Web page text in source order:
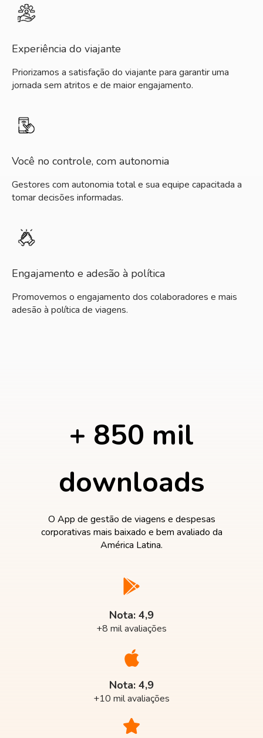
Experiência do viajante
Priorizamos a satisfação do viajante para garantir uma
jornada sem atritos e de maior engajamento.
Você no controle, com autonomia
Gestores com autonomia total e sua equipe capacitada a
tomar decisões informadas.
Engajamento e adesão à política
Promovemos o engajamento dos colaboradores e mais
adesão à política de viagens.
+ 850 mil
downloads
O App de gestão de viagens e despesas
corporativas mais baixado e bem avaliado da
América Latina.
Nota: 4,9
+8 mil avaliações
Nota: 4,9
+10 mil avaliações